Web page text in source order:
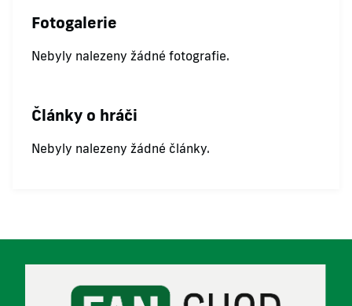
Fotogalerie
Nebyly nalezeny žádné fotografie.
Články o hráči
Nebyly nalezeny žádné články.